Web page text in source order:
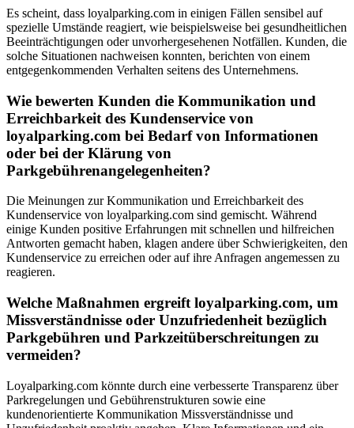
Es scheint, dass loyalparking.com in einigen Fällen sensibel auf
spezielle Umstände reagiert, wie beispielsweise bei gesundheitlichen
Beeinträchtigungen oder unvorhergesehenen Notfällen. Kunden, die
solche Situationen nachweisen konnten, berichten von einem
entgegenkommenden Verhalten seitens des Unternehmens.
Wie bewerten Kunden die Kommunikation und
Erreichbarkeit des Kundenservice von
loyalparking.com bei Bedarf von Informationen
oder bei der Klärung von
Parkgebührenangelegenheiten?
Die Meinungen zur Kommunikation und Erreichbarkeit des
Kundenservice von loyalparking.com sind gemischt. Während
einige Kunden positive Erfahrungen mit schnellen und hilfreichen
Antworten gemacht haben, klagen andere über Schwierigkeiten, den
Kundenservice zu erreichen oder auf ihre Anfragen angemessen zu
reagieren.
Welche Maßnahmen ergreift loyalparking.com, um
Missverständnisse oder Unzufriedenheit bezüglich
Parkgebühren und Parkzeitüberschreitungen zu
vermeiden?
Loyalparking.com könnte durch eine verbesserte Transparenz über
Parkregelungen und Gebührenstrukturen sowie eine
kundenorientierte Kommunikation Missverständnisse und